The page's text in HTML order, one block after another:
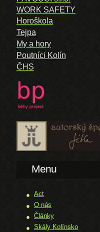
WORK SAFETY
Horoškola
Tejpa
My a hory
Poutníci Kolín
ČHS
Menu
Act
O nás
Články
Skály Kolínsko